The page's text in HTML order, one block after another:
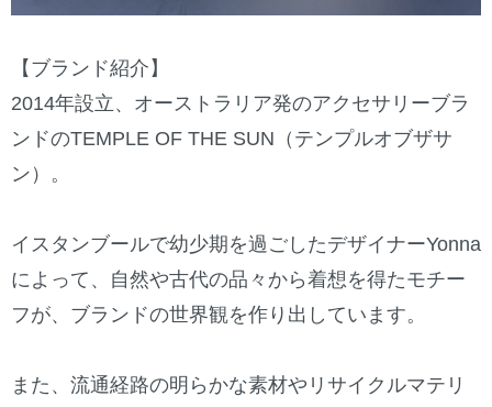
【ブランド紹介】
2014年設立、オーストラリア発のアクセサリーブラ
ンドのTEMPLE OF THE SUN（テンプルオブザサ
ン）。
イスタンブールで幼少期を過ごしたデザイナーYonna
によって、自然や古代の品々から着想を得たモチー
フが、ブランドの世界観を作り出しています。
また、流通経路の明らかな素材やリサイクルマテリ